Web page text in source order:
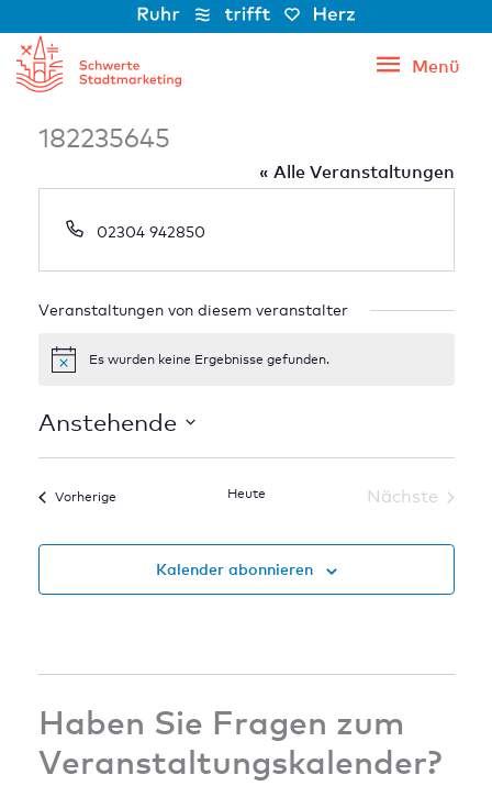
Inhalt
springen
Menü
Menü
182235645
« Alle Veranstaltungen
Telefon
02304 942850
Veranstaltungen von diesem veranstalter
HinweisEs wurden keine Ergebnisse gefunden.
Anstehende
Datum
VorherigeVeranstaltungen Heute
Nächste
Kalender abonnieren
Haben Sie Fragen zum
Veranstaltungskalender?